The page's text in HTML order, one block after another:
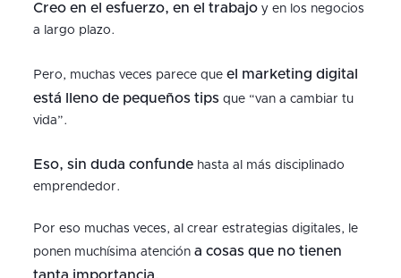
Creo en el esfuerzo, en el trabajoy en los negocios
a largo plazo.
Pero, muchas veces parece que el marketing digital
está lleno de pequeños tips que “van a cambiar tu
vida”.
Eso, sin duda confundehasta al más disciplinado
emprendedor.
Por eso muchas veces, al crear estrategias digitales, le
ponen muchísima atención a cosas que no tienen